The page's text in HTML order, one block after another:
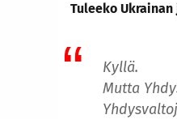
Tuleeko
Kyllä.
Mutta